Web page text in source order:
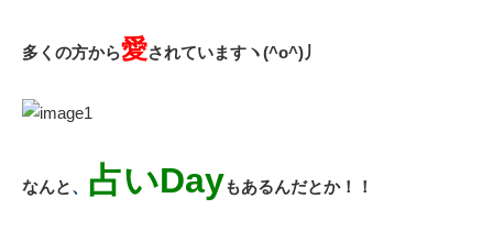
多くの方から愛されていますヽ(^o^)丿
なんと、 占いDayもあるんだとか！！